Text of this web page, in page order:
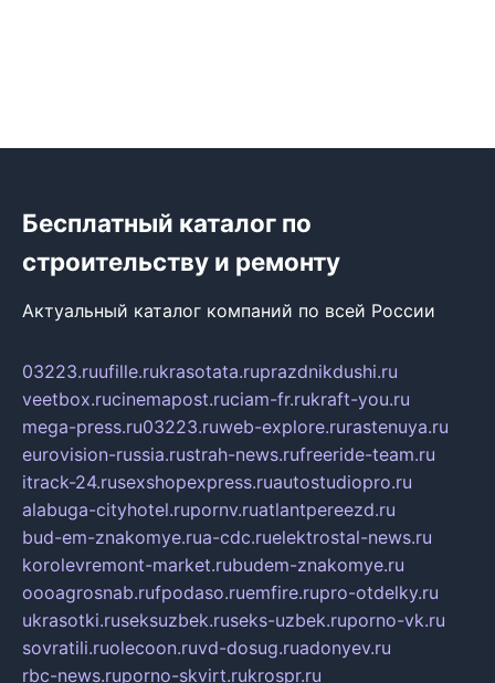
Бесплатный каталог по
строительству и ремонту
Актуальный каталог компаний по всей России
03223.ruufille.rukrasotata.ruprazdnikdushi.ru
veetbox.rucinemapost.ruciam-fr.rukraft-you.ru
mega-press.ru03223.ruweb-explore.rurastenuya.ru
eurovision-russia.rustrah-news.rufreeride-team.ru
itrack-24.rusexshopexpress.ruautostudiopro.ru
alabuga-cityhotel.rupornv.ruatlantpereezd.ru
bud-em-znakomye.rua-cdc.ruelektrostal-news.ru
korolevremont-market.rubudem-znakomye.ru
oooagrosnab.rufpodaso.ruemfire.rupro-otdelky.ru
ukrasotki.ruseksuzbek.ruseks-uzbek.ruporno-vk.ru
sovratili.ruolecoon.ruvd-dosug.ruadonyev.ru
rbc-news.ruporno-skvirt.rukrospr.ru